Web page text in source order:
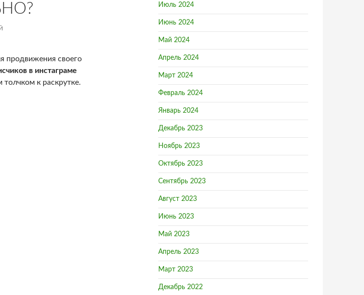
продвижения своего
в инстаграме
к раскрутке.
Что выгоднее: купить подписчиков Инстаграм у soctarget.org или накапливать их
Июль 2024
Июнь 2024
Май 2024
Апрель 2024
Март 2024
Февраль 2024
Январь 2024
Декабрь 2023
Ноябрь 2023
Октябрь 2023
Сентябрь 2023
Август 2023
Июнь 2023
Май 2023
Апрель 2023
Март 2023
Декабрь 2022